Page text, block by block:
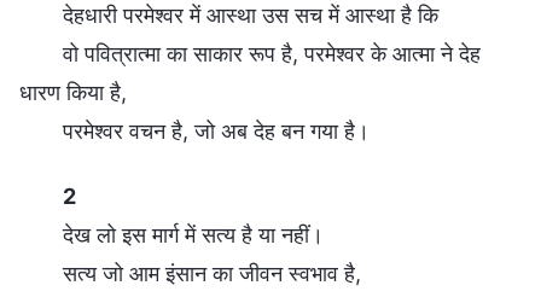
देहधारी परमेश्वर में आस्था उस सच में आस्था है कि
वो पवित्रात्मा का साकार रूप है, परमेश्वर के आत्मा ने देह
धारण किया है,
परमेश्वर वचन है, जो अब देह बन गया है।
2
देख लो इस मार्ग में सत्य है या नहीं।
सत्य जो आम इंसान का जीवन स्वभाव है,